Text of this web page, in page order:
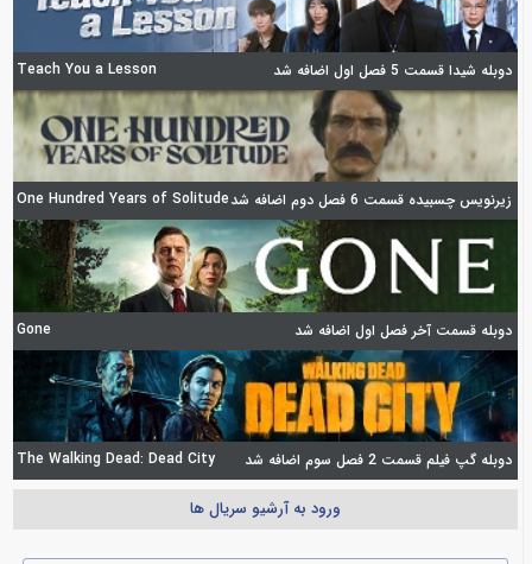
دوبله شیدا قسمت 5 فصل اول اضافه شد Teach You a Lesson
زیرنویس چسبیده قسمت 6 فصل دوم اضافه شد One Hundred Years of Solitude
دوبله قسمت آخر فصل اول اضافه شد Gone
دوبله گپ فیلم قسمت 2 فصل سوم اضافه شد The Walking Dead: Dead City
ورود به آرشیو سریال ها